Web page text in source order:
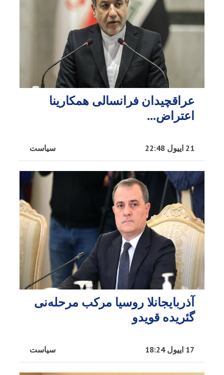
عراقچیدان فرانسالی همکارینا
اعتراض...
سیاست 21 اییول 22:48
آذربایجانلا روسیا مرکب مرحله‌نی
گئریده قویدو
سیاست 17 اییول 18:24